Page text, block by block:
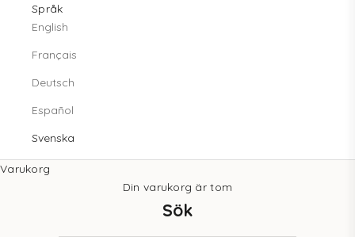
Språk
English
Français
Deutsch
Español
Svenska
Varukorg
Din varukorg är tom
Sök